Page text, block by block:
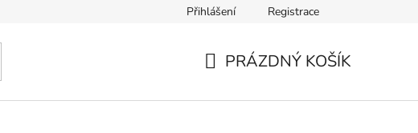
Přihlášení Registrace
PRÁZDNÝ KOŠÍK